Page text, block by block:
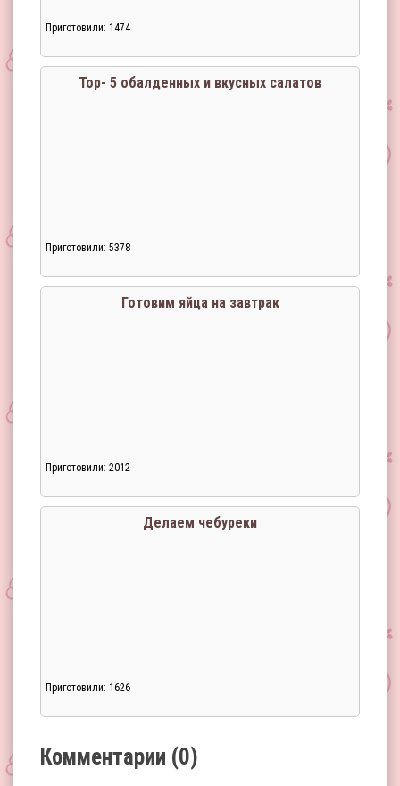
Приготовили: 1474
Тор- 5 обалденных и вкусных салатов
Приготовили: 5378
Готовим яйца на завтрак
Приготовили: 2012
Делаем чебуреки
Приготовили: 1626
Комментарии (0)